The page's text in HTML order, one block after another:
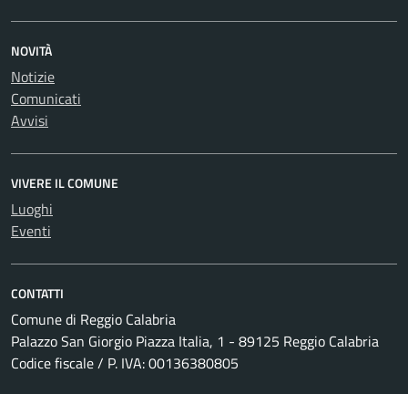
NOVITÀ
Notizie
Comunicati
Avvisi
VIVERE IL COMUNE
Luoghi
Eventi
CONTATTI
Comune di Reggio Calabria
Palazzo San Giorgio Piazza Italia, 1 - 89125 Reggio Calabria
Codice fiscale / P. IVA: 00136380805